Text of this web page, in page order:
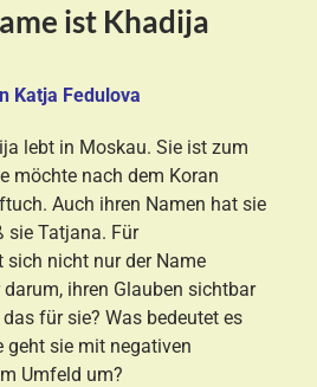
ist Khadija
Katja Fedulova
lebt in Moskau. Sie ist zum
möchte nach dem Koran
Auch ihren Namen hat sie
sie Tatjana. Für
nicht nur der Name
ihren Glauben sichtbar
für sie? Was bedeutet es
geht sie mit negativen
Umfeld um?